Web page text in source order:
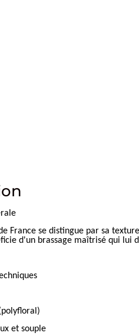
France se distingue par sa
d'un brassage maîtrisé qui lui
et souple